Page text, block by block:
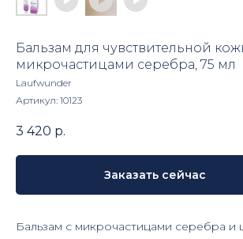
Бальзам для чувствительной
микрочастицами серебра, 75 мл
Laufwunder
Артикул: 10123
3 420 р.
Заказать сейчас
Бальзам с микрочастицами серебра и